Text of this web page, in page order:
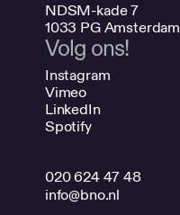
NDSM-kade 7
1033 PG Amsterdam
Volg ons!
Instagram
Vimeo
LinkedIn
Spotify
020 624 47 48
info@bno.nl